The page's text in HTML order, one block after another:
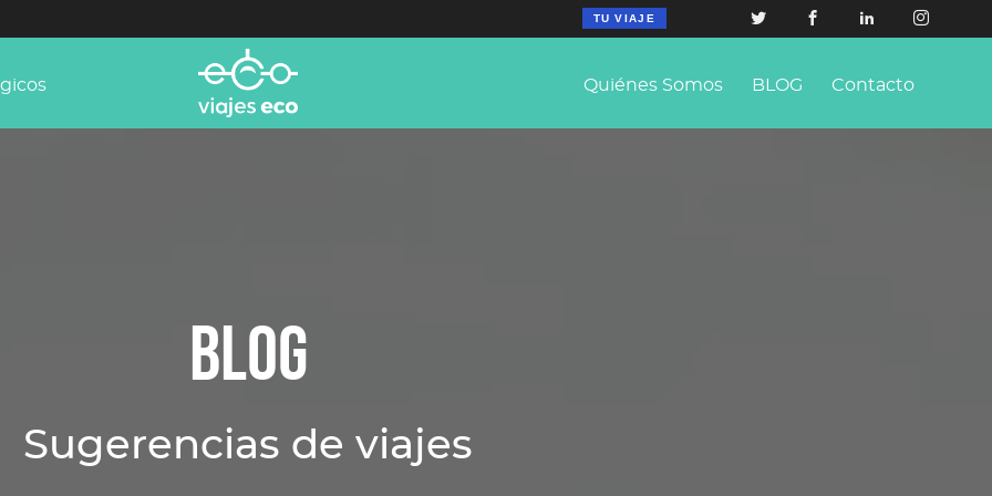
TU VIAJE
Quiénes Somos BLOG Contacto
BLOG
Sugerencias de viajes